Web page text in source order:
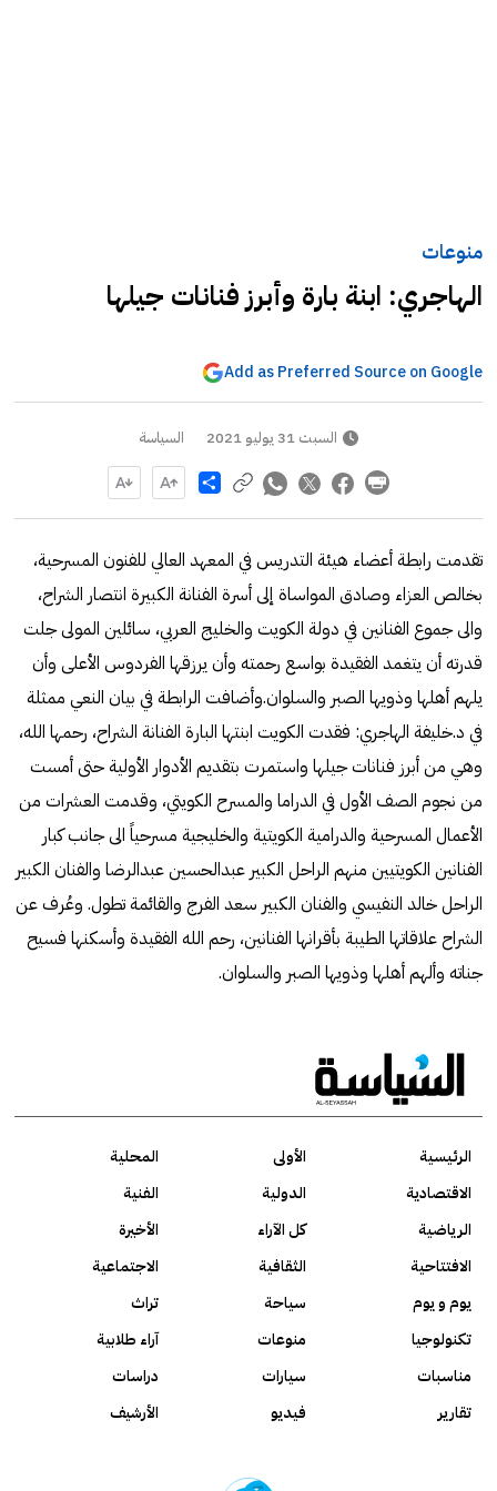
منوعات
الهاجري: ابنة بارة وأبرز فنانات جيلها
Add as Preferred Source on Google
السبت 31 يوليو 2021 السياسة
Share
تقدمت رابطة أعضاء هيئة التدريس في المعهد العالي للفنون المسرحية،
بخالص العزاء وصادق المواساة إلى أسرة الفنانة الكبيرة انتصار الشراح،
والى جموع الفنانين في دولة الكويت والخليج العربي، سائلين المولى جلت
قدرته أن يتغمد الفقيدة بواسع رحمته وأن يرزقها الفردوس الأعلى وأن
يلهم أهلها وذويها الصبر والسلوان.وأضافت الرابطة في بيان النعي ممثلة
في د.خليفة الهاجري: فقدت الكويت ابنتها البارة الفنانة الشراح، رحمها الله،
وهي من أبرز فنانات جيلها واستمرت بتقديم الأدوار الأولية حتى أمست
من نجوم الصف الأول في الدراما والمسرح الكويتي، وقدمت العشرات من
الأعمال المسرحية والدرامية الكويتية والخليجية مسرحياً الى جانب كبار
الفنانين الكويتيين منهم الراحل الكبير عبدالحسين عبدالرضا والفنان الكبير
الراحل خالد النفيسي والفنان الكبير سعد الفرج والقائمة تطول. وعُرف عن
الشراح علاقاتها الطيبة بأقرانها الفنانين، رحم الله الفقيدة وأسكنها فسيح
جناته وألهم أهلها وذويها الصبر والسلوان.
الرئيسية الأولى
المحلية
الاقتصادية
الدولية
الفنية
الرياضية
كل الآراء
الأخيرة
الافتتاحية
الثقافية
الاجتماعية
يوم و يوم
سياحة
تراث
تكنولوجيا
منوعات
آراء طلابية
مناسبات
سيارات
دراسات
تقارير
فيديو الأرشيف